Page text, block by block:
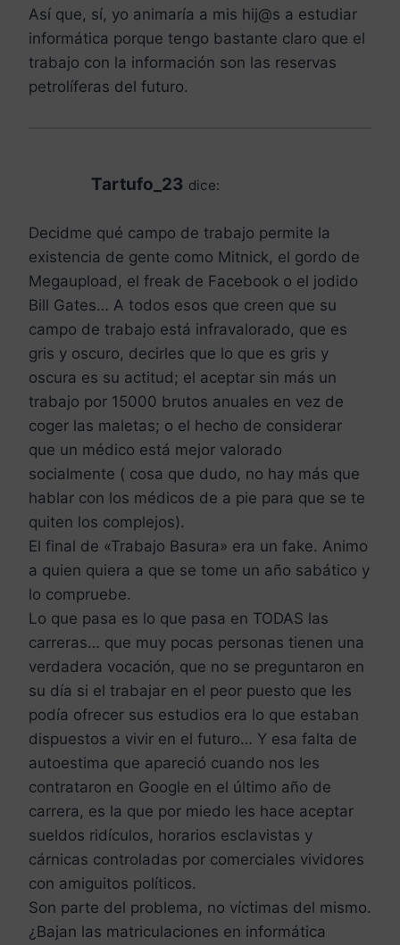
Así que, sí, yo animaría a mis hij@s a estudiar
informática porque tengo bastante claro que el
trabajo con la información son las reservas
petrolíferas del futuro.
Tartufo_23 dice:
Decidme qué campo de trabajo permite la
existencia de gente como Mitnick, el gordo de
Megaupload, el freak de Facebook o el jodido
Bill Gates… A todos esos que creen que su
campo de trabajo está infravalorado, que es
gris y oscuro, decirles que lo que es gris y
oscura es su actitud; el aceptar sin más un
trabajo por 15000 brutos anuales en vez de
coger las maletas; o el hecho de considerar
que un médico está mejor valorado
socialmente ( cosa que dudo, no hay más que
hablar con los médicos de a pie para que se te
quiten los complejos).
El final de «Trabajo Basura» era un fake. Animo
a quien quiera a que se tome un año sabático y
lo compruebe.
Lo que pasa es lo que pasa en TODAS las
carreras… que muy pocas personas tienen una
verdadera vocación, que no se preguntaron en
su día si el trabajar en el peor puesto que les
podía ofrecer sus estudios era lo que estaban
dispuestos a vivir en el futuro… Y esa falta de
autoestima que apareció cuando nos les
contrataron en Google en el último año de
carrera, es la que por miedo les hace aceptar
sueldos ridículos, horarios esclavistas y
cárnicas controladas por comerciales vividores
con amiguitos políticos.
Son parte del problema, no víctimas del mismo.
¿Bajan las matriculaciones en informática